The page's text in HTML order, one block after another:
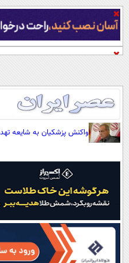
آب
واکنش پزشکیان به شایعه